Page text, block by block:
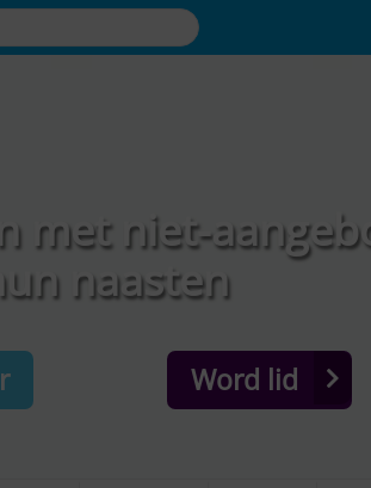
met niet-
naasten
Word lid